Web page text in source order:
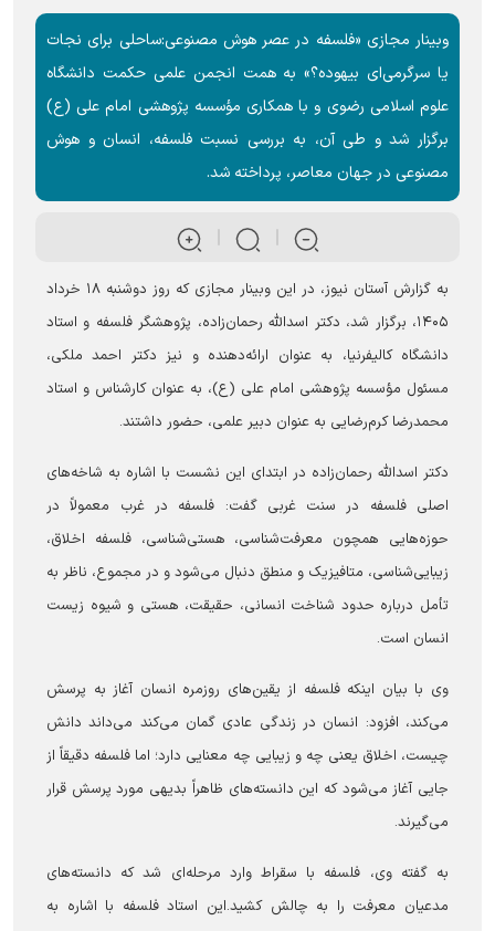
وبینار مجازی «فلسفه در عصر هوش مصنوعی:ساحلی برای نجات
یا سرگرمی‌ای بیهوده؟» به همت انجمن علمی حکمت دانشگاه
علوم اسلامی رضوی و با همکاری مؤسسه پژوهشی امام علی (ع)
برگزار شد و طی آن، به بررسی نسبت فلسفه، انسان و هوش
مصنوعی در جهان معاصر، پرداخته شد.
به گزارش آستان نیوز، در این وبینار مجازی که روز دوشنبه ۱۸ خرداد
۱۴۰۵، برگزار شد، دکتر اسدالله رحمان‌زاده، پژوهشگر فلسفه و استاد
دانشگاه کالیفرنیا، به عنوان ارائه‌دهنده و نیز دکتر احمد ملکی،
مسئول مؤسسه پژوهشی امام علی (ع)، به عنوان کارشناس و استاد
محمدرضا کرم‌رضایی به عنوان دبیر علمی، حضور داشتند.
دکتر اسدالله رحمان‌زاده در ابتدای این نشست با اشاره به شاخه‌های
اصلی فلسفه در سنت غربی گفت: فلسفه در غرب معمولاً در
حوزه‌هایی همچون معرفت‌شناسی، هستی‌شناسی، فلسفه اخلاق،
زیبایی‌شناسی، متافیزیک و منطق دنبال می‌شود و در مجموع، ناظر به
تأمل درباره حدود شناخت انسانی، حقیقت، هستی و شیوه زیست
انسان است.
وی با بیان اینکه فلسفه از یقین‌های روزمره انسان آغاز به پرسش
می‌کند، افزود: انسان در زندگی عادی گمان می‌کند می‌داند دانش
چیست، اخلاق یعنی چه و زیبایی چه معنایی دارد؛ اما فلسفه دقیقاً از
جایی آغاز می‌شود که این دانسته‌های ظاهراً بدیهی مورد پرسش قرار
می‌گیرند.
به گفته وی، فلسفه با سقراط وارد مرحله‌ای شد که دانسته‌های
مدعیان معرفت را به چالش کشید.این استاد فلسفه با اشاره به